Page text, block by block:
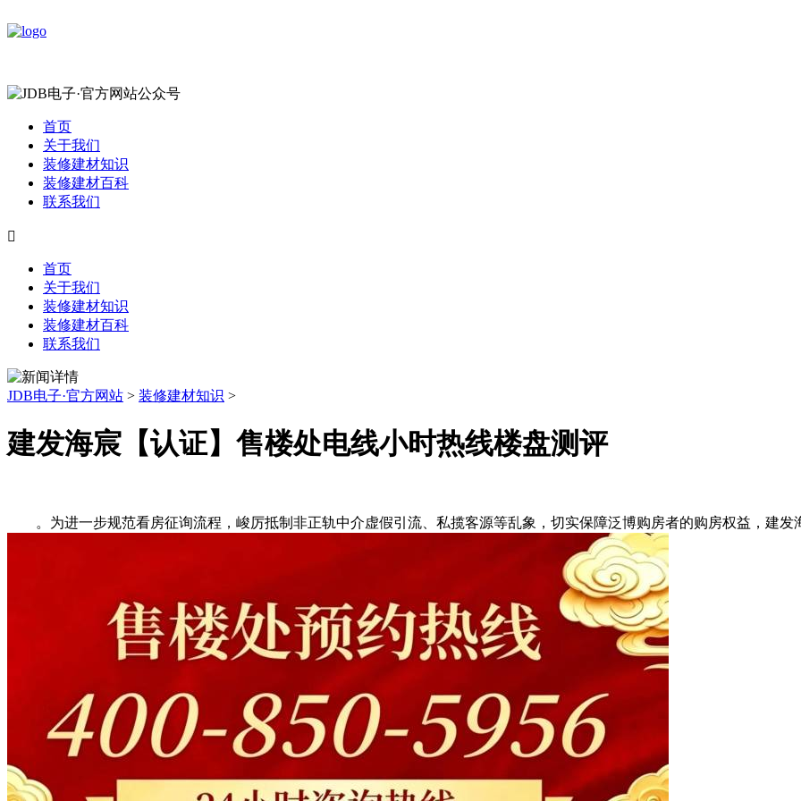
首页
关于我们
装修建材知识
装修建材百科
联系我们

首页
关于我们
装修建材知识
装修建材百科
联系我们
JDB电子·官方网站 > 装修建材知识 >
建发海宸【认证】售楼处电线小时热线楼盘测评
。为进一步规范看房征询流程，峻厉抵制非正轨中介虚假引流、私揽客源等乱象，切实保障泛博购房者的购房权益，建发